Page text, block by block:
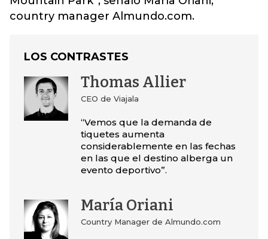
country manager Almundo.com.
LOS CONTRASTES
Thomas Allier
CEO de Viajala
“Vemos que la demanda de
tiquetes aumenta
considerablemente en las fechas
en las que el destino alberga un
evento deportivo”.
María Oriani
Country Manager de Almundo.com